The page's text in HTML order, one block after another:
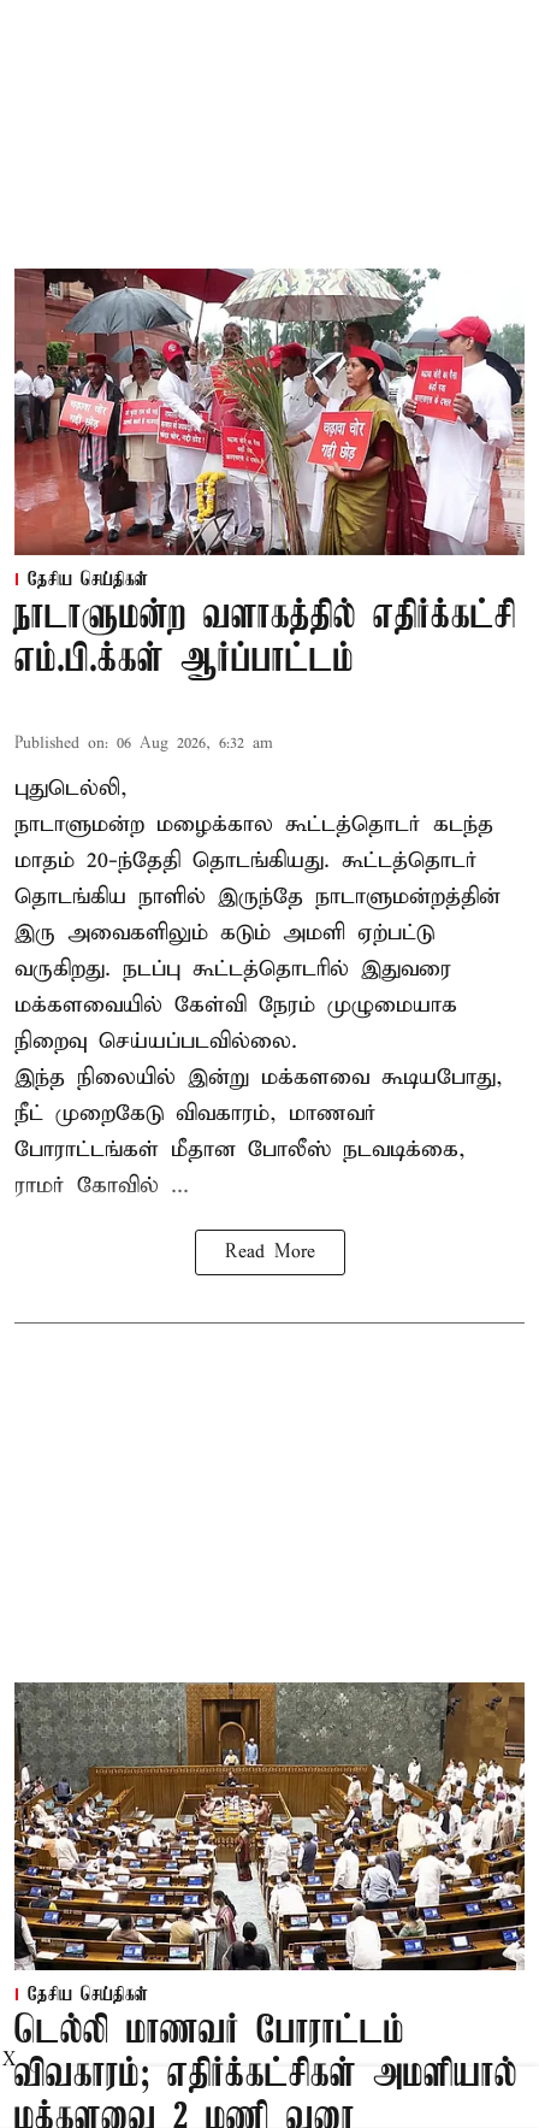
தேசிய செய்திகள்
நாடாளுமன்ற வளாகத்தில் எதிர்க்கட்சி
எம்.பி.க்கள் ஆர்ப்பாட்டம்
Published on: 06 Aug 2026, 6:32 am
புதுடெல்லி,
நாடாளுமன்ற மழைக்கால கூட்டத்தொடர் கடந்த
மாதம் 20-ந்தேதி தொடங்கியது. கூட்டத்தொடர்
தொடங்கிய நாளில் இருந்தே நாடாளுமன்றத்தின்
இரு அவைகளிலும் கடும் அமளி ஏற்பட்டு
வருகிறது. நடப்பு கூட்டத்தொடரில் இதுவரை
மக்களவையில் கேள்வி நேரம் முழுமையாக
நிறைவு செய்யப்படவில்லை.
இந்த நிலையில் இன்று மக்களவை கூடியபோது,
நீட் முறைகேடு விவகாரம், மாணவர்
போராட்டங்கள் மீதான போலீஸ் நடவடிக்கை,
ராமர் கோவில் ...
Read More
தேசிய செய்திகள்
டெல்லி மாணவர் போராட்டம்
விவகாரம்; எதிர்க்கட்சிகள் அமளியால்
மக்களவை 2 மணி வரை
X